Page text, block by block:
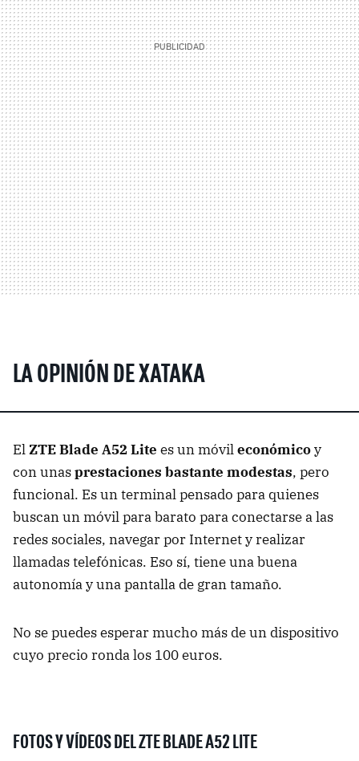
LA OPINIÓN DE XATAKA
ElZTE Blade A52 Lite es un móvileconómicoy
con unasprestaciones bastante modestas, pero
funcional. Es un terminal pensado para quienes
buscan un móvil para barato para conectarse a las
redes sociales, navegar por Internet y realizar
llamadas telefónicas. Eso sí, tiene una buena
autonomía y una pantalla de gran tamaño.
No se puedes esperar mucho más de un dispositivo
cuyo precio ronda los 100 euros.
FOTOS Y VÍDEOS DEL ZTE BLADE A52 LITE